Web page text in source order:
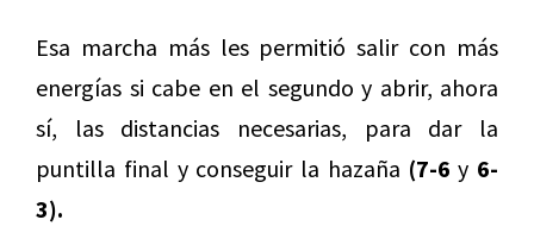
Esa marcha más les permitió salir con más
energías si cabe en el segundo y abrir, ahora
sí, las distancias necesarias, para dar la
puntilla final y conseguir la hazaña (7-6 y 6-
3).